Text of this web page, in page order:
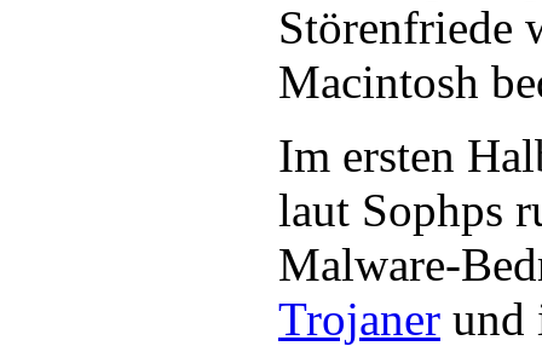
Störenfriede
Macintosh
Im ersten
laut Sophps
Malware-
Trojaner und